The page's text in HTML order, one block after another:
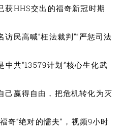
获HHS交出的福奇新冠时期
民高喊“枉法裁判”“严惩司法
共“13579计划”核心生化武
己赢得自由，把危机转化为灭
奇“绝对的懦夫”，视频9小时